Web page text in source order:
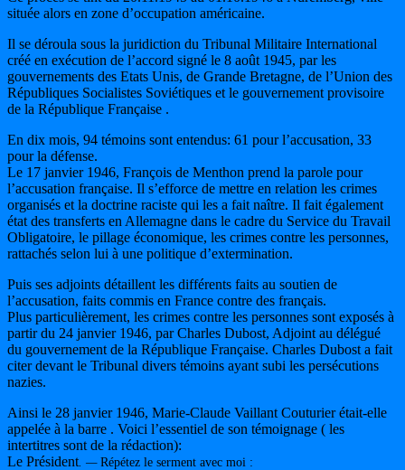
située alors en zone d’occupation américaine.
Il se déroula sous la juridiction du Tribunal Militaire International
créé en exécution de l’accord signé le 8 août 1945, par les
gouvernements des Etats Unis, de Grande Bretagne, de l’Union des
Républiques Socialistes Soviétiques et le gouvernement provisoire
de la République Française .
En dix mois, 94 témoins sont entendus: 61 pour l’accusation, 33
pour la défense.
Le 17 janvier 1946, François de Menthon prend la parole pour
l’accusation française. Il s’efforce de mettre en relation les crimes
organisés et la doctrine raciste qui les a fait naître. Il fait également
état des transferts en Allemagne dans le cadre du Service du Travail
Obligatoire, le pillage économique, les crimes contre les personnes,
rattachés selon lui à une politique d’extermination.
Puis ses adjoints détaillent les différents faits au soutien de
l’accusation, faits commis en France contre des français.
Plus particulièrement, les crimes contre les personnes sont exposés à
partir du 24 janvier 1946, par Charles Dubost, Adjoint au délégué
du gouvernement de la République Française. Charles Dubost a fait
citer devant le Tribunal divers témoins ayant subi les persécutions
nazies.
Ainsi le 28 janvier 1946, Marie-Claude Vaillant Couturier était-elle
appelée à la barre . Voici l’essentiel de son témoignage ( les
intertitres sont de la rédaction):
Le Président . — Répétez le serment avec moi :